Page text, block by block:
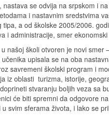
nastava se odvija na srpskom i
i nastavnim sredstvima
tipa, a od školske 2005/2006.
i administracije, smer ekonomski
našoj školi otvoren je novi smer
upisala se na oba
savremeni školski program i
iz oblasti turizma, istorije,
stvaranju boljih veza sa
će biti spremni da odgovore
svim sferama života, i lako se